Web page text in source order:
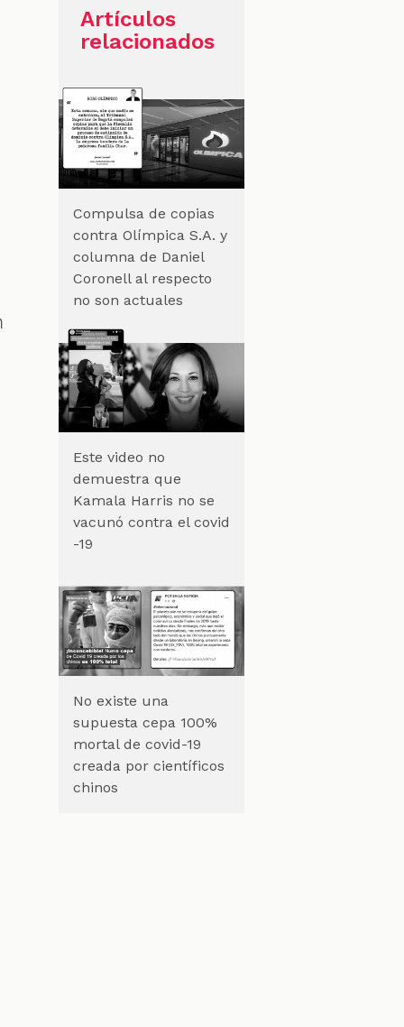
Artículos
relacionados
Compulsa de copias
contra Olímpica S.A. y
columna de Daniel
Coronell al respecto
no son actuales
Este video no
demuestra que
Kamala Harris no se
vacunó contra el covid
-19
No existe una
supuesta cepa 100%
mortal de covid-19
creada por científicos
chinos